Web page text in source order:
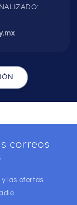
correos
y las ofertas